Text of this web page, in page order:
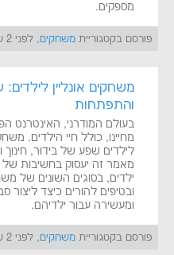
מספקים.
פורסם בקטגוריית משחקים, לפני 2 שנים 1 שבועות
משחקים אונליין
והתפתחות
בעולם המודרני, האינטרנט
מחיינו, כולל חיי הילדים.
לילדים שפע של בידור, חינוך
מאמר זה יעסוק בחשיבות של
ילדים, בסוגים השונים של
ובטיפים להורים כיצד
ומעשירה עבור ילדיהם.
פורסם בקטגוריית משחקים, לפני 2 שנים 1 שבועות